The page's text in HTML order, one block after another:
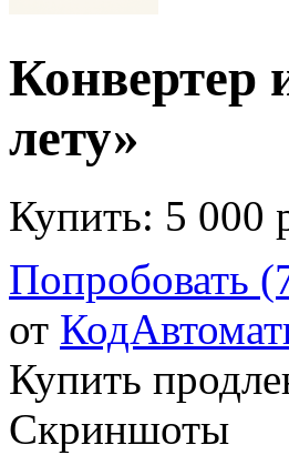
Конвертер
лету»
Купить: 5 000
Попробовать
от
Купить
Скриншоты